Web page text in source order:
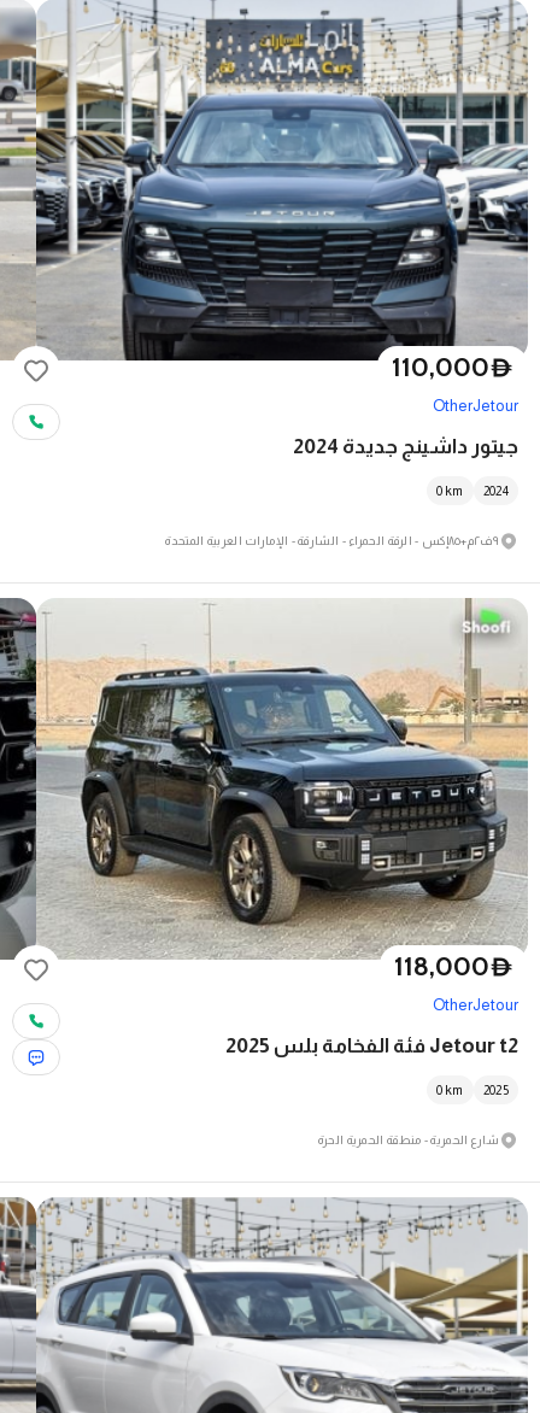
D
110,000
Jetour
Other
جيتور داشينج جديدة 2024
2024
0 km
٩ف٢م+٨٥إكس - الرقة الحمراء - الشارقة - الإمارات العربية المتحدة
D
118,000
Jetour
Other
Jetour t2 فئة الفخامة بلس 2025
2025
0 km
شارع الحمرية - منطقة الحمرية الحرة